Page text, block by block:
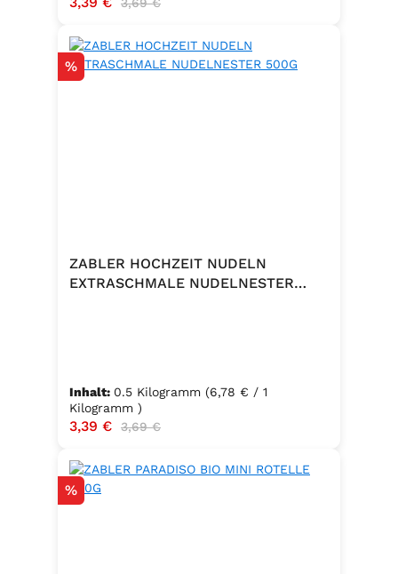
Rabatt
%
ZABLER HOCHZEIT NUDELN
EXTRASCHMALE NUDELNESTER
Inhalt: 0.5 Kilogramm (6,78 € / 1
Kilogramm )
Verkaufspreis:
3,39 € Regulärer Preis:
3,69 €
Rabatt
%